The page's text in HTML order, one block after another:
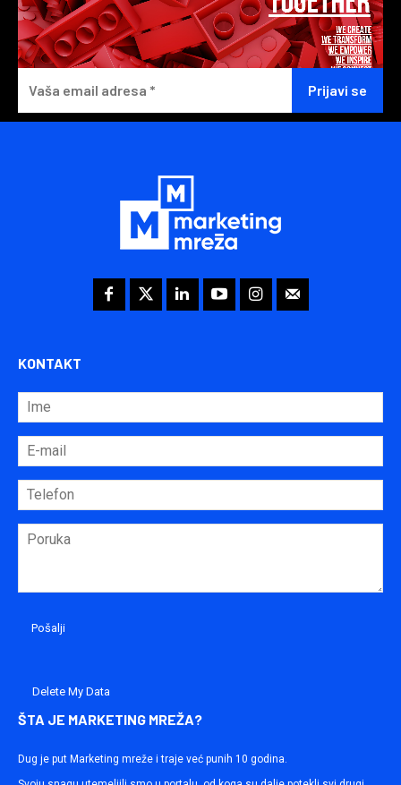
KONTAKT
Delete My Data
ŠTA JE MARKETING MREŽA?
Dug je put Marketing mreže i traje već punih 10 godina.